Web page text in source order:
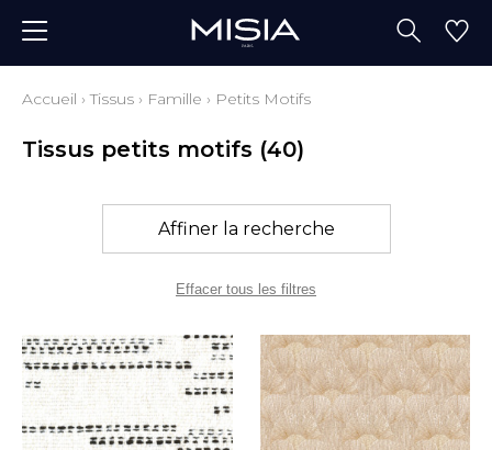
Accueil ›Tissus › Famille › Petits Motifs
Tissus petits motifs (40)
Affiner la recherche
Effacer tous les filtres